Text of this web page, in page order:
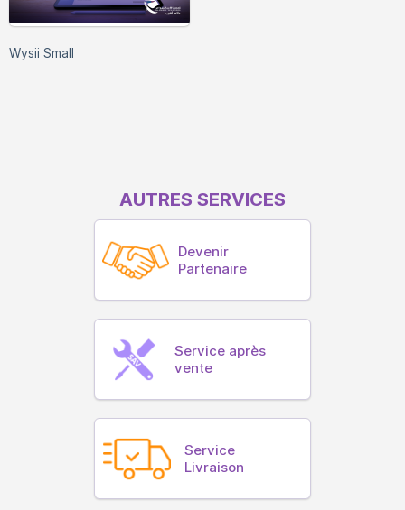
Wysii Small
AUTRES SERVICES
Devenir
Partenaire
Service après
vente
Service
Livraison